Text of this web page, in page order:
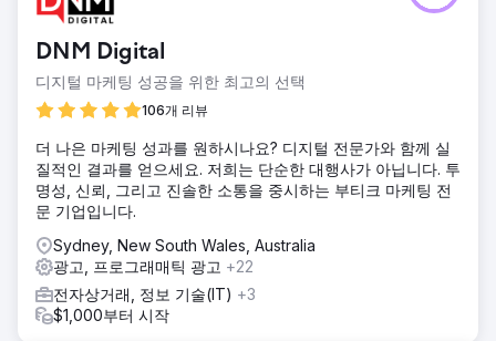
DNM Digital
디지털 마케팅 성공을 위한 최고의 선택
106개 리뷰
더 나은 마케팅 성과를 원하시나요? 디지털 전문가와 함께 실
질적인 결과를 얻으세요. 저희는 단순한 대행사가 아닙니다. 투
명성, 신뢰, 그리고 진솔한 소통을 중시하는 부티크 마케팅 전
문 기업입니다.
Sydney, New South Wales, Australia
광고, 프로그래매틱 광고 +22
전자상거래, 정보 기술(IT) +3
$1,000부터 시작